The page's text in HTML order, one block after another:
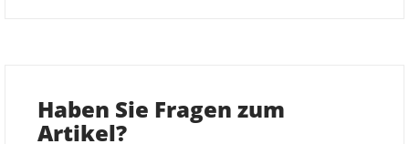
Haben Sie Fragen zum
Artikel?